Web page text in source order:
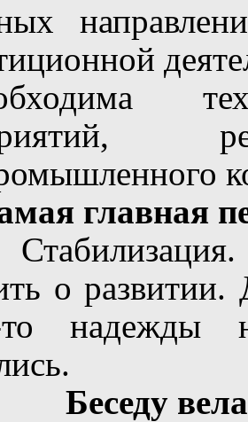
главная
о
то
Беседу